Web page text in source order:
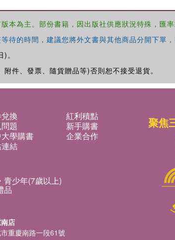
為主。部份書籍，因出版社供應狀況特殊，匯率
的時間，建議您將外文書與其他商品分開下單
。
件、發票、隨貨贈品等)否則恕不接受退貨。
換
紅利積點
題
新手購書
學購書
企業合作
結
青少年(7歲以上)
品
店
重慶南路一段61號
聚焦